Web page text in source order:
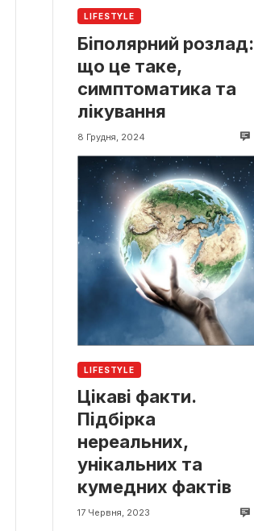
LIFESTYLE
Біполярний розлад:
що це таке,
симптоматика та
лікування
8 Грудня, 2024
LIFESTYLE
Цікаві факти.
Підбірка
нереальних,
унікальних та
кумедних фактів
17 Червня, 2023